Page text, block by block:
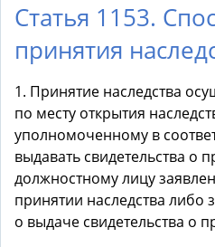
Статья 1153.
принятия
1. Принятие наследства
по месту открытия
уполномоченному в
выдавать свидетельства о
должностному лицу
принятии наследства либо
о выдаче свидетельства о